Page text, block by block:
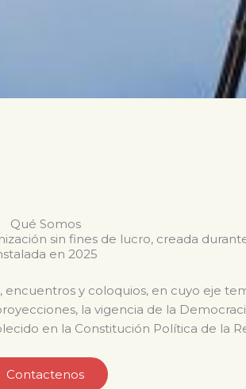
Qué Somos
sin fines de lucro, creada
en 2025
encuentros y coloquios, en cuyo eje
la vigencia de la
en la Constitución Política de la
Contactenos